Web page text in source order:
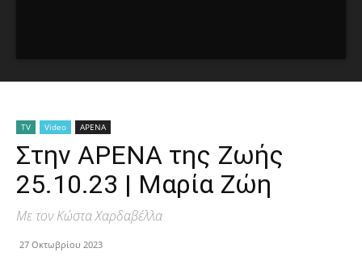
TV Video ΑΡΕΝΑ
Στην ΑΡΕΝΑ της Ζωής
25.10.23 | Μαρία Ζώη
Με τον Κώστα Χαρδαβέλλα
27 Οκτωβρίου 2023